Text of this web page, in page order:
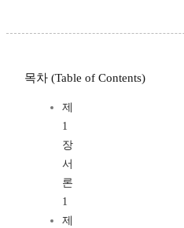
목차 (Table of Contents)
제
1
장
서
론
1
제